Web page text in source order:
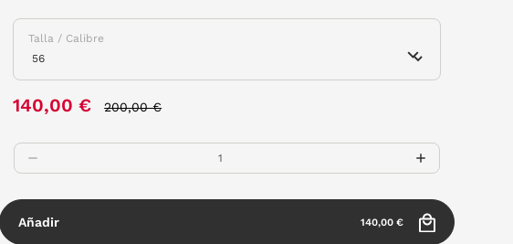
Talla / Calibre
140,00 € 200,00 €
Añadir 140,00 €